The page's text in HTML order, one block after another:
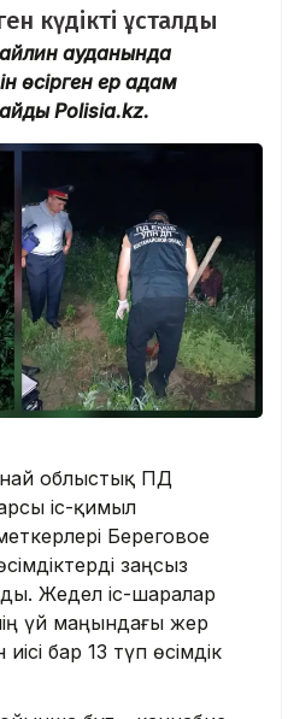
күдікті ұсталды
ауданында
өсірген ер адам
Polisia.kz.
облыстық ПД
іс-қимыл
Береговое
заңсыз
Жедел іс-шаралар
үй маңындағы жер
бар 13 түп өсімдік